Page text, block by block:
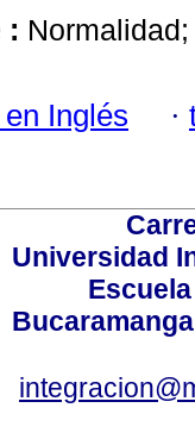
:
Inglés ·
Universidad